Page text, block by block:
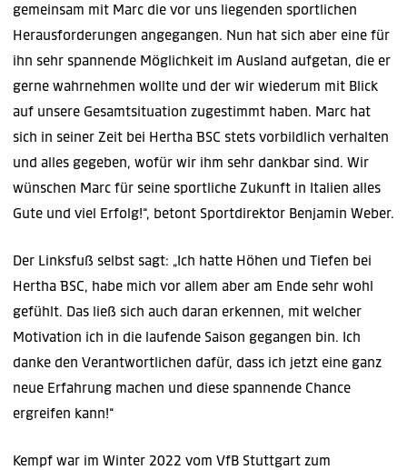
gemeinsam mit Marc die vor uns liegenden sportlichen
Herausforderungen angegangen. Nun hat sich aber eine für
ihn sehr spannende Möglichkeit im Ausland aufgetan, die er
gerne wahrnehmen wollte und der wir wiederum mit Blick
auf unsere Gesamtsituation zugestimmt haben. Marc hat
sich in seiner Zeit bei Hertha BSC stets vorbildlich verhalten
und alles gegeben, wofür wir ihm sehr dankbar sind. Wir
wünschen Marc für seine sportliche Zukunft in Italien alles
Gute und viel Erfolg!“, betont Sportdirektor Benjamin Weber.
Der Linksfuß selbst sagt: „Ich hatte Höhen und Tiefen bei
Hertha BSC, habe mich vor allem aber am Ende sehr wohl
gefühlt. Das ließ sich auch daran erkennen, mit welcher
Motivation ich in die laufende Saison gegangen bin. Ich
danke den Verantwortlichen dafür, dass ich jetzt eine ganz
neue Erfahrung machen und diese spannende Chance
ergreifen kann!“
Kempf war im Winter 2022 vom VfB Stuttgart zum